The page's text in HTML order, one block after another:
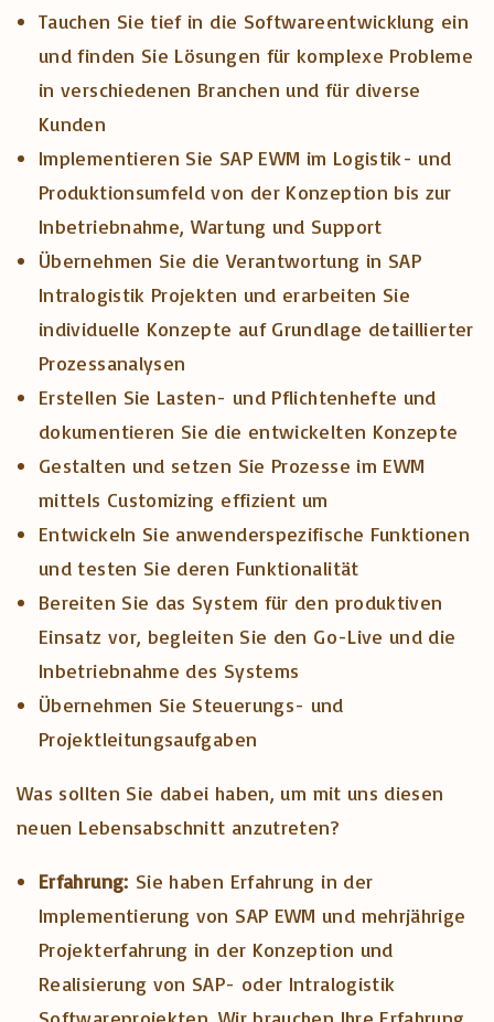
Tauchen Sie tief in die Softwareentwicklung ein
und finden Sie Lösungen für komplexe Probleme
in verschiedenen Branchen und für diverse
Kunden
Implementieren Sie SAP EWM im Logistik- und
Produktionsumfeld von der Konzeption bis zur
Inbetriebnahme, Wartung und Support
Übernehmen Sie die Verantwortung in SAP
Intralogistik Projekten und erarbeiten Sie
individuelle Konzepte auf Grundlage detaillierter
Prozessanalysen
Erstellen Sie Lasten- und Pflichtenhefte und
dokumentieren Sie die entwickelten Konzepte
Gestalten und setzen Sie Prozesse im EWM
mittels Customizing effizient um
Entwickeln Sie anwenderspezifische Funktionen
und testen Sie deren Funktionalität
Bereiten Sie das System für den produktiven
Einsatz vor, begleiten Sie den Go-Live und die
Inbetriebnahme des Systems
Übernehmen Sie Steuerungs- und
Projektleitungsaufgaben
Was sollten Sie dabei haben, um mit uns diesen
neuen Lebensabschnitt anzutreten?
Erfahrung: Sie haben Erfahrung in der
Implementierung von SAP EWM und mehrjährige
Projekterfahrung in der Konzeption und
Realisierung von SAP- oder Intralogistik
Softwareprojekten. Wir brauchen Ihre Erfahrung